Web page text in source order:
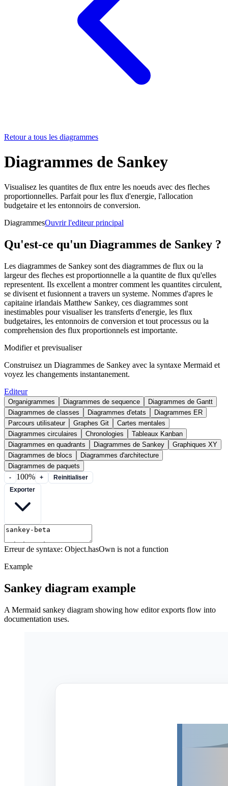
Retour a tous les diagrammes
Diagrammes de Sankey
Visualisez les quantites de flux entre les noeuds avec des fleches
proportionnelles. Parfait pour les flux d'energie, l'allocation
budgetaire et les entonnoirs de conversion.
DiagrammesOuvrir l'editeur principal
Qu'est-ce qu'un Diagrammes de Sankey ?
Les diagrammes de Sankey sont des diagrammes de flux ou la
largeur des fleches est proportionnelle a la quantite de flux qu'elles
representent. Ils excellent a montrer comment les quantites circulent,
se divisent et fusionnent a travers un systeme. Nommes d'apres le
capitaine irlandais Matthew Sankey, ces diagrammes sont
inestimables pour visualiser les transferts d'energie, les flux
budgetaires, les entonnoirs de conversion et tout processus ou la
comprehension des flux proportionnels est importante.
Modifier et previsualiser
Construisez un Diagrammes de Sankey avec la syntaxe Mermaid et
voyez les changements instantanement.
Editeur
Organigrammes Diagrammes de sequence
Diagrammes de Gantt
Diagrammes de classes
Diagrammes d'etats
Diagrammes ER
Parcours utilisateur
Graphes Git
Cartes mentales
Diagrammes circulaires
Chronologies
Tableaux Kanban
Diagrammes en quadrants
Diagrammes de Sankey
Graphiques XY
Diagrammes de blocs
Diagrammes d'architecture
Diagrammes de paquets
- 100% +
Reinitialiser
Erreur de syntaxe: Object.hasOwn is not a function
Example
Sankey diagram example
A Mermaid sankey diagram showing how editor exports flow into
documentation uses.